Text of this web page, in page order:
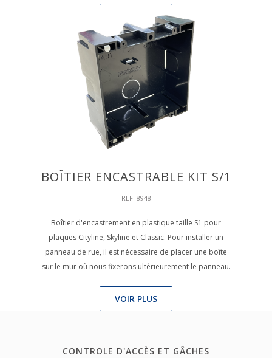
BOÎTIER ENCASTRABLE KIT S/1
REF: 8948
Boîtier d'encastrement en plastique taille S1 pour
plaques Cityline, Skyline et Classic. Pour installer un
panneau de rue, il est nécessaire de placer une boîte
sur le mur où nous fixerons ultérieurement le panneau.
VOIR PLUS
CONTROLE D'ACCÈS ET GÂCHES